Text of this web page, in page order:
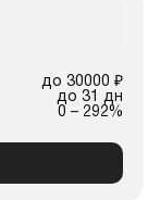
до 30000 ₽
до 31 дн
0 – 292%